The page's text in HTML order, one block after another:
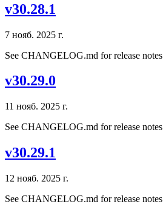
v30.28.1
7 нояб. 2025 г.
See CHANGELOG.md for release notes
v30.29.0
11 нояб. 2025 г.
See CHANGELOG.md for release notes
v30.29.1
12 нояб. 2025 г.
See CHANGELOG.md for release notes